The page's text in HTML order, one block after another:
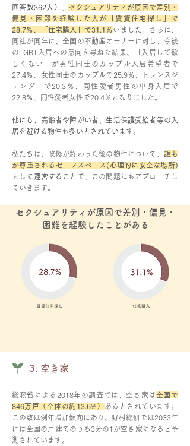
回答数362人）、 セクシュアリティが原因で差別・
偏見・困難を経験した人が「賃貸住宅探し」で
28.7％、「住宅購入」で31.1％いました。さらに、
同社が同年に、全国の不動産オーナーに対し、今後
のLGBT入居への意向を尋ねた結果、「入居して欲
しくない」が男性同士のカップル入居希望者で
27.4％、女性同士のカップルで25.9％、トランスジ
ェンダーで20.3％、同性愛者男性の単身入居で
22.8％、同性愛者女性で20.4％となりました。
他にも、高齢者や障がい者、生活保護受給者等の入
居を避ける物件も多いとされています。
私たちは、改修が終わった後の物件について、 誰も
が尊重されるセーフスペース(心理的に安全な場所)
として運営する ことで、この問題にもアプローチし
ていきます。
​セクシュアリティが原因で差別・偏見・
困難を経験したことがある
3. 空き家
総務省による2018年の調査では、空き家は全国で
846万戸（全体の約13.6%）
あるとされています。
この数は例年増加傾向にあり、野村総研では2033年
には全国の戸建てのうち3分の1が空き家になると予
測さ れています。